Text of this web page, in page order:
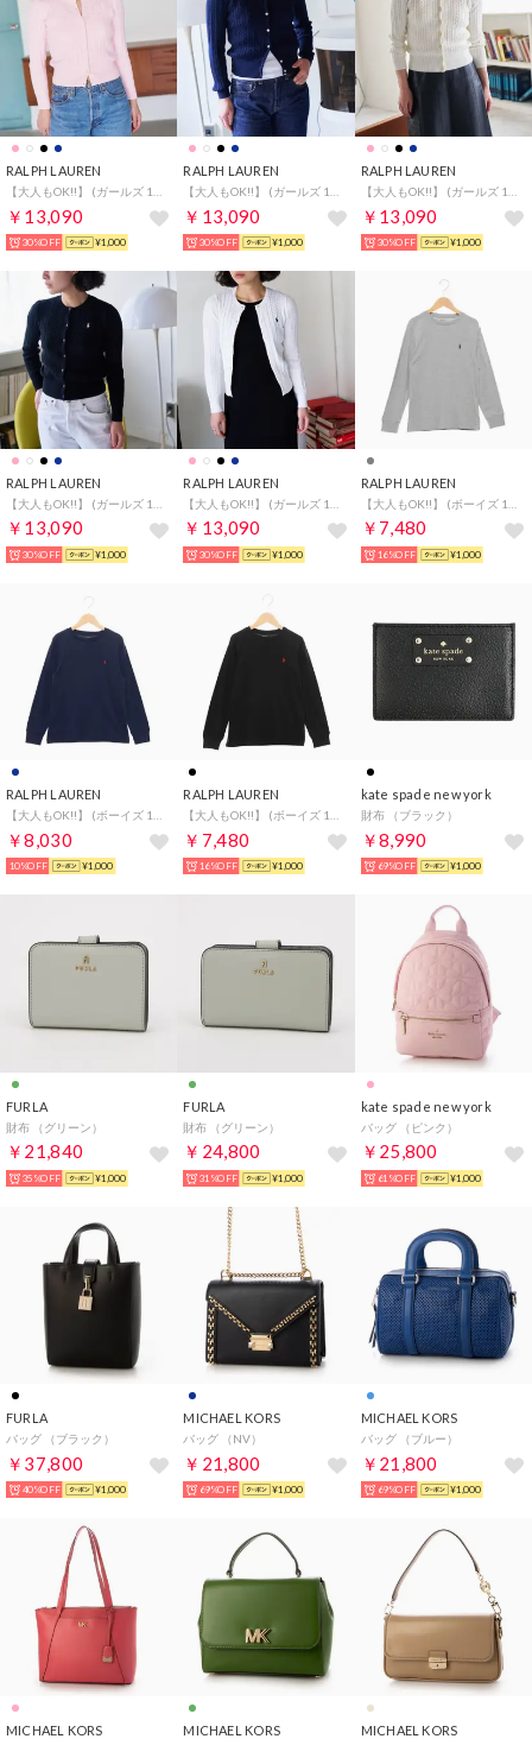
RALPH LAUREN
￥13,090
30%OFF ¥1,000
RALPH LAUREN
￥13,090
30%OFF ¥1,000
RALPH LAUREN
￥13,090
30%OFF ¥1,000
RALPH LAUREN
￥13,090
30%OFF ¥1,000
RALPH LAUREN
￥13,090
30%OFF ¥1,000
RALPH LAUREN
￥7,480
16%OFF ¥1,000
RALPH LAUREN
￥8,030
10%OFF ¥1,000
RALPH LAUREN
￥7,480
16%OFF ¥1,000
kate spade new york
財布 （ブラック）
￥8,990
69%OFF ¥1,000
FURLA
財布 （グリーン）
￥21,840
35%OFF ¥1,000
FURLA
財布 （グリーン）
￥24,800
31%OFF ¥1,000
kate spade new york
バッグ （ピンク）
￥25,800
61%OFF ¥1,000
FURLA
バッグ （ブラック）
￥37,800
40%OFF ¥1,000
MICHAEL KORS
バッグ （NV）
￥21,800
69%OFF ¥1,000
MICHAEL KORS
バッグ （ブルー）
￥21,800
69%OFF ¥1,000
MICHAEL KORS MICHAEL KORS MICHAEL KORS